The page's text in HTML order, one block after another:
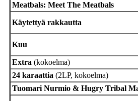
Meatbals: Meet The Meatbals
Käytettyä rakkautta
Kuu
Extra (kokoelma)
24 karaattia (2LP, kokoelma)
Tuomari Nurmio & Hugry Tribal